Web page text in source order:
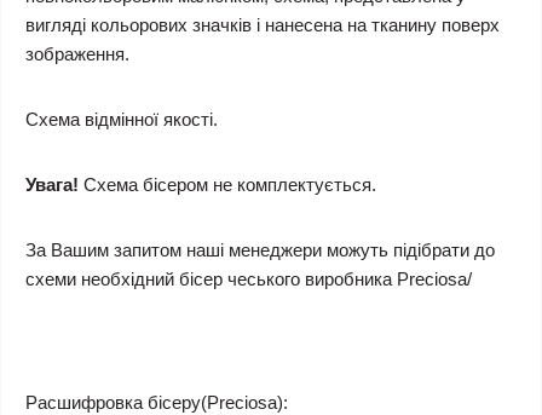
вигляді кольорових значків і нанесена на тканину поверх
зображення.
Схема відмінної якості.
Увага! Схема бісером не комплектується.
За Вашим запитом наші менеджери можуть підібрати до
схеми необхідний бісер чеського виробника Preciosa/
Расшифровка бісеру(Preciosa):